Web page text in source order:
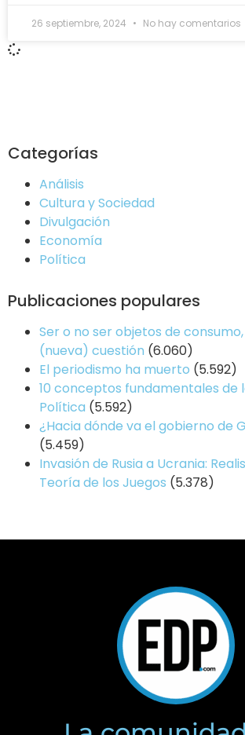
26 septiembre, 2024 No hay comentarios
Categorías
Análisis
Cultura y Sociedad
Divulgación
Economía
Política
Publicaciones populares
Ser o no ser objetos de
(nueva) cuestión (6.060)
El periodismo ha muerto (5.592)
10 conceptos fundamentales de
Política (5.592)
¿Hacia dónde va el gobierno de
(5.459)
Invasión de Rusia a Ucrania:
Teoría de los Juegos (5.378)